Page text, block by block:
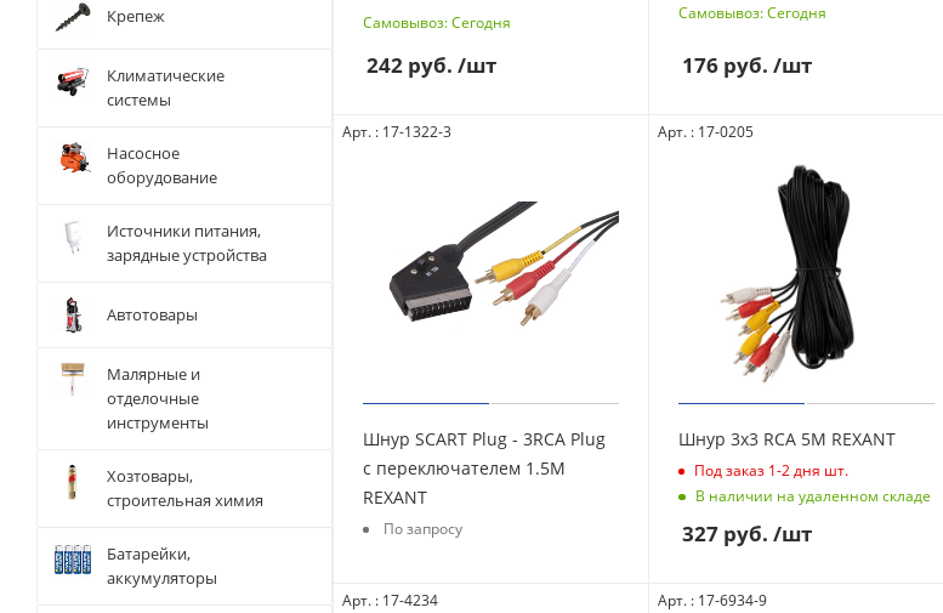
Самовывоз: Сегодня
242 руб. /шт
Самовывоз: Сегодня
176руб. /шт
Арт. : 17-1322-3
Шнур SCART Plug - 3RCA Plug
с переключателем 1.5М
REXANT
По запросу
Арт. : 17-0205
Шнур 3х3 RCA 5М REXANT
Под заказ 1-2 дня шт.
В наличии на удаленном складе
327руб. /шт
Арт. : 17-4234 Арт. : 17-6934-9
Крепеж
Климатические
системы
Насосное
оборудование
Источники питания,
зарядные устройства
Автотовары
Малярные и
отделочные
инструменты
Хозтовары,
строительная химия
Батарейки,
аккумуляторы